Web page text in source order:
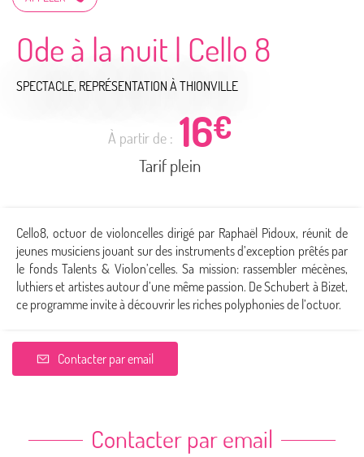
Ode à la nuit | Cello 8
SPECTACLE, REPRÉSENTATION À THIONVILLE
À partir de : 16€
Tarif plein
Cello8, octuor de violoncelles dirigé par Raphaël Pidoux, réunit de
jeunes musiciens jouant sur des instruments d’exception prêtés par
le fonds Talents & Violon’celles. Sa mission: rassembler mécènes,
luthiers et artistes autour d’une même passion. De Schubert à Bizet,
ce programme invite à découvrir les riches polyphonies de l’octuor.
Contacter par email
Contacter par email